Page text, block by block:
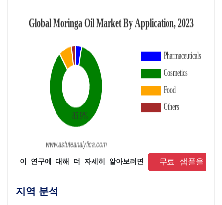
이 연구에 대해 더 자세히 알아보려면 무료 샘플을 요
지역 분석